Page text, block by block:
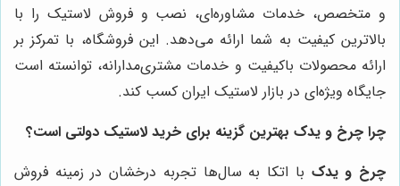
و متخصص، خدمات مشاوره‌ای، نصب و فروش لاستیک را با
بالاترین کیفیت به شما ارائه می‌دهد. این فروشگاه، با تمرکز بر
ارائه محصولات باکیفیت و خدمات مشتری‌مدارانه، توانسته است
جایگاه ویژه‌ای در بازار لاستیک ایران کسب کند.
چرا چرخ و یدک بهترین گزینه برای خرید لاستیک دولتی است؟
چرخ و یدک با اتکا به سال‌ها تجربه درخشان در زمینه فروش